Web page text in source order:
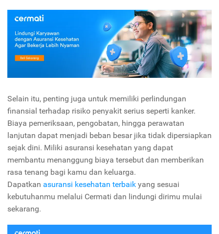
Selain itu, penting juga untuk memiliki perlindungan
finansial terhadap risiko penyakit serius seperti kanker.
Biaya pemeriksaan, pengobatan, hingga perawatan
lanjutan dapat menjadi beban besar jika tidak dipersiapkan
sejak dini. Miliki asuransi kesehatan yang dapat
membantu menanggung biaya tersebut dan memberikan
rasa tenang bagi kamu dan keluarga.
Dapatkan asuransi kesehatan terbaik yang sesuai
kebutuhanmu melalui Cermati dan lindungi dirimu mulai
sekarang.